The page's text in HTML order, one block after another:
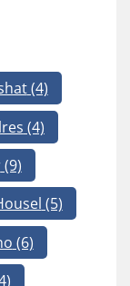
(4)
(4)
(9)
(5)
(6)